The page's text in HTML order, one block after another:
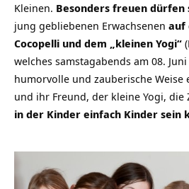
Kleinen. Besonders freuen dürfen
jung gebliebenen Erwachsenen auf
Cocopelli und dem „kleinen Yogi“
welches samstagabends am 08.
humorvolle und zauberische
und ihr Freund, der kleine Yogi, die
in der Kinder einfach Kinder sein